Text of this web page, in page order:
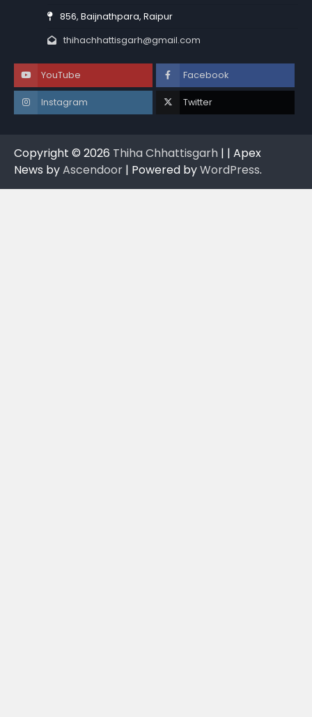
856, Baijnathpara, Raipur
thihachhattisgarh@gmail.com
YouTube Facebook
Instagram Twitter
Copyright © 2026 Thiha Chhattisgarh | | Apex
News byAscendoor | Powered byWordPress.